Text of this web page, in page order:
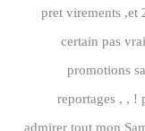
pret virements ,et
certain pas
promotions
reportages , , !
admirer tout mon